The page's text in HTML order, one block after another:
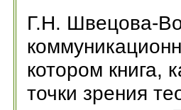
Г.Н. Швецова-
котором книга,
точки зрения